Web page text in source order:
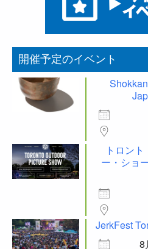
開催予定のイベント
トロン
ー・ショ
JerkFest
8